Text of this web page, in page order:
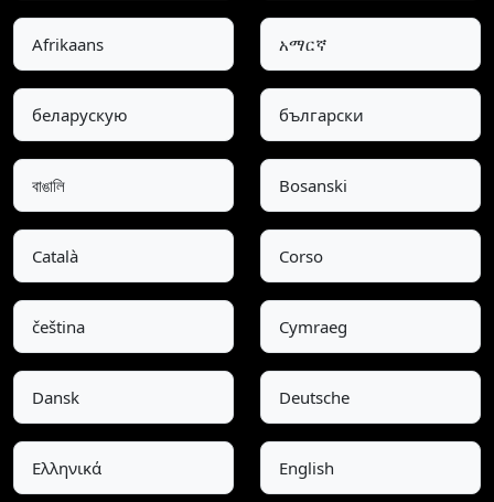
Afrikaans አማርኛ
беларускую български
বাঙালি Bosanski
Català Corso
čeština Cymraeg
Dansk Deutsche
Ελληνικά English